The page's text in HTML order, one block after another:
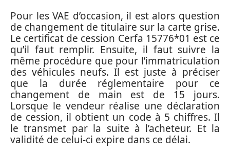
Pour les VAE d’occasion, il est alors question
de changement de titulaire sur la carte grise.
Le certificat de cession Cerfa 15776*01 est ce
qu’il faut remplir. Ensuite, il faut suivre la
même procédure que pour l’immatriculation
des véhicules neufs. Il est juste à préciser
que la durée réglementaire pour ce
changement de main est de 15 jours.
Lorsque le vendeur réalise une déclaration
de cession, il obtient un code à 5 chiffres. Il
le transmet par la suite à l’acheteur. Et la
validité de celui-ci expire dans ce délai.